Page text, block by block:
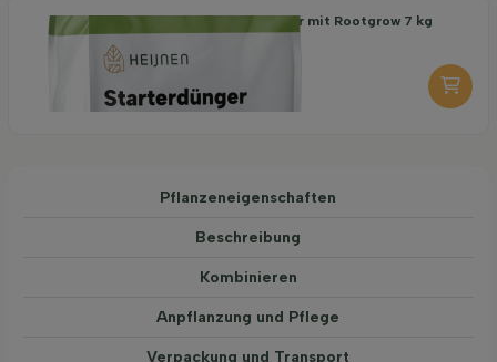
Organischer Starterdünger mit Rootgrow 7 kg
Pflanzeneigenschaften
Beschreibung
Kombinieren
Anpflanzung und Pflege
Verpackung und Transport